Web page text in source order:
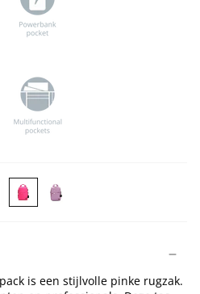
KATY
M
Backpack
Berry
M
is een stijlvolle pinke rugzak.